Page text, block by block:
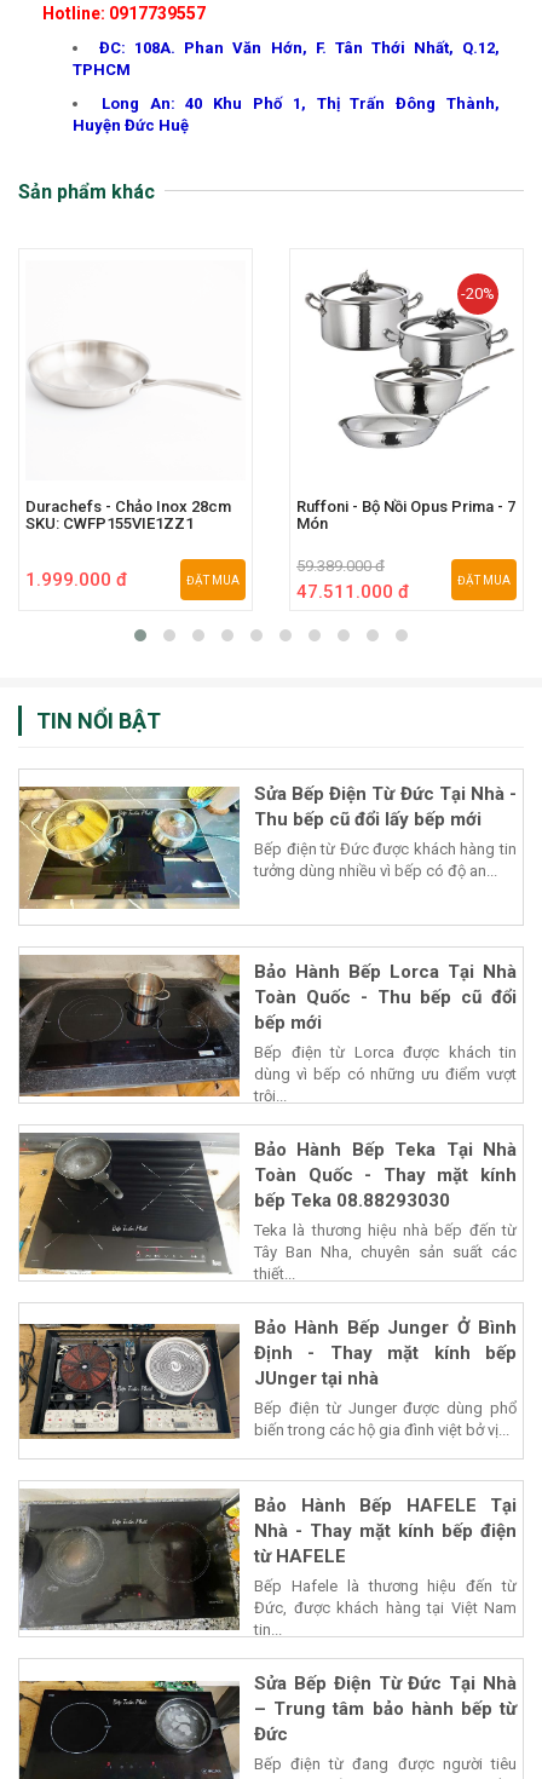
Hotline: 0917739557
ĐC: 108A. Phan Văn Hớn, F. Tân Thới Nhất, Q.12,
TPHCM
Long An: 40 Khu Phố 1, Thị Trấn Đông Thành,
Huyện Đức Huệ
Sản phẩm khác
Durachefs - Chảo Inox 28cm
SKU: CWFP155VIE1ZZ1
1.999.000 đ ĐẶT MUA
-20%
Ruffoni - Bộ Nồi Opus Prima - 7
Món
59.389.000 đ
47.511.000 đ
ĐẶT MUA
TIN NỔI BẬT
Sửa Bếp Điện Từ Đức Tại Nhà -
Thu bếp cũ đổi lấy bếp mới
Bếp điện từ Đức được khách hàng tin
tưởng dùng nhiều vì bếp có độ an...
Bảo Hành Bếp Lorca Tại Nhà
Toàn Quốc - Thu bếp cũ đổi
bếp mới
Bếp điện từ Lorca được khách tin
dùng vì bếp có những ưu điểm vượt
trội...
Bảo Hành Bếp Teka Tại Nhà
Toàn Quốc - Thay mặt kính
bếp Teka 08.88293030
Teka là thương hiệu nhà bếp đến từ
Tây Ban Nha, chuyên sản suất các
thiết...
Bảo Hành Bếp Junger Ở Bình
Định - Thay mặt kính bếp
JUnger tại nhà
Bếp điện từ Junger được dùng phổ
biến trong các hộ gia đình việt bở vị...
Bảo Hành Bếp HAFELE Tại
Nhà - Thay mặt kính bếp điện
từ HAFELE
Bếp Hafele là thương hiệu đến từ
Đức, được khách hàng tại Việt Nam
tin...
Sửa Bếp Điện Từ Đức Tại Nhà
– Trung tâm bảo hành bếp từ
Đức
Bếp điện từ đang được người tiêu